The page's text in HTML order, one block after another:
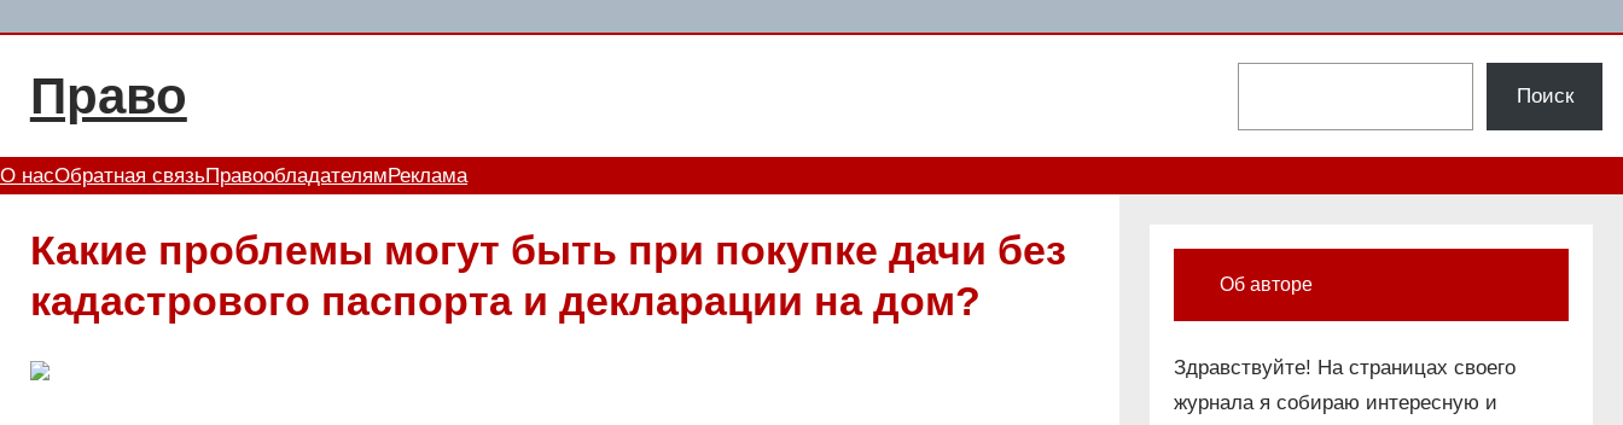
содержимому
Право Поиск
О насОбратная связьПравообладателям Реклама
Какие проблемы могут быть при покупке дачи без
кадастрового паспорта и декларации на дом?
Об авторе
Здравствуйте! На страницах своего
журнала я собираю интересную и